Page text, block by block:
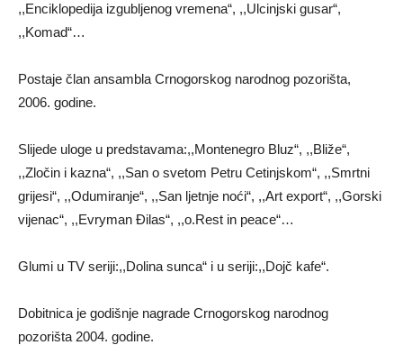
,,Enciklopedija izgubljenog vremena“, ,,Ulcinjski gusar“,
,,Komad“…
Postaje član ansambla Crnogorskog narodnog pozorišta,
2006. godine.
Slijede uloge u predstavama:,,Montenegro Bluz“, ,,Bliže“,
,,Zločin i kazna“, ,,San o svetom Petru Cetinjskom“, ,,Smrtni
grijesi“, ,,Odumiranje“, ,,San ljetnje noći“, ,,Art export“, ,,Gorski
vijenac“, ,,Evryman Đilas“, ,,o.Rest in peace“…
Glumi u TV seriji:,,Dolina sunca“ i u seriji:,,Dojč kafe“.
Dobitnica je godišnje nagrade Crnogorskog narodnog
pozorišta 2004. godine.